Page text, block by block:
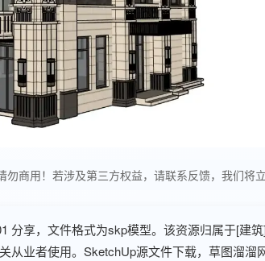
商用！若涉及第三方权益，请联系反馈，我们将
享，文件格式为skp模型。该资源归属于[建筑
业者使用。SketchUp源文件下载，草图溜溜